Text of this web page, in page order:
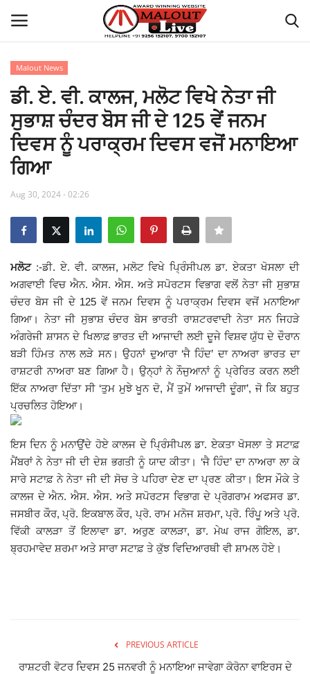
Home
About Us
How to Reach Malout
Privacy Policy
Malout News
History of Malout
Giddarbaha
Railway Time Table
Lambi
Sri Muktsar Sahib News
Punjab
Life & Style
Important
Malout News
ਡੀ. ਏ. ਵੀ. ਕਾਲਜ, ਮਲੋਟ ਵਿਖੇ ਨੇਤਾ ਜੀ
ਸੁਭਾਸ਼ ਚੰਦਰ ਬੋਸ ਜੀ ਦੇ 125 ਵੇਂ ਜਨਮ
ਦਿਵਸ ਨੂੰ ਪਰਾਕ੍ਰਮ ਦਿਵਸ ਵਜੋਂ ਮਨਾਇਆ
ਗਿਆ
Aug 30, 2024 - 02:26
ਮਲੋਟ:-ਡੀ. ਏ. ਵੀ. ਕਾਲਜ, ਮਲੋਟ ਵਿਖੇ ਪ੍ਰਿੰਸੀਪਲ ਡਾ. ਏਕਤਾ ਖੋਸਲਾ ਦੀ
ਅਗਵਾਈ ਵਿਚ ਐਨ. ਐਸ. ਐਸ. ਅਤੇ ਸਪੋਰਟਸ ਵਿਭਾਗ ਵਲੋਂ ਨੇਤਾ ਜੀ ਸੁਭਾਸ਼
ਚੰਦਰ ਬੋਸ ਜੀ ਦੇ 125 ਵੇਂ ਜਨਮ ਦਿਵਸ ਨੂੰ ਪਰਾਕ੍ਰਮ ਦਿਵਸ ਵਜੋਂ ਮਨਾਇਆ
ਗਿਆ। ਨੇਤਾ ਜੀ ਸੁਭਾਸ਼ ਚੰਦਰ ਬੋਸ ਭਾਰਤੀ ਰਾਸ਼ਟਰਵਾਦੀ ਨੇਤਾ ਸਨ ਜਿਹੜੇ
ਅੰਗਰੇਜੀ ਸ਼ਾਸਨ ਦੇ ਖਿਲਾਫ਼ ਭਾਰਤ ਦੀ ਆਜਾਦੀ ਲਈ ਦੂਜੇ ਵਿਸ਼ਵ ਯੁੱਧ ਦੇ ਦੌਰਾਨ
ਬੜੀ ਹਿੰਮਤ ਨਾਲ ਲੜੇ ਸਨ। ਉਹਨਾਂ ਦੁਆਰਾ ‘ਜੈ ਹਿੰਦ’ ਦਾ ਨਾਅਰਾ ਭਾਰਤ ਦਾ
ਰਾਸ਼ਟਰੀ ਨਾਅਰਾ ਬਣ ਗਿਆ ਹੈ। ਉਨ੍ਹਾਂ ਨੇ ਨੌਜੁਆਨਾਂ ਨੂੰ ਪ੍ਰੇਰਿਤ ਕਰਨ ਲਈ
ਇੱਕ ਨਾਅਰਾ ਦਿੱਤਾ ਸੀ ‘ਤੁਮ ਮੁਝੇ ਖੂਨ ਦੋ, ਮੈਂ ਤੁਮੇਂ ਆਜਾਦੀ ਦੂੰਗਾ’, ਜੋ ਕਿ ਬਹੁਤ
ਪ੍ਰਚਲਿਤ ਹੋਇਆ।
ਇਸ ਦਿਨ ਨੂੰ ਮਨਾਉਂਦੇ ਹੋਏ ਕਾਲਜ ਦੇ ਪ੍ਰਿੰਸੀਪਲ ਡਾ. ਏਕਤਾ ਖੋਸਲਾ ਤੇ ਸਟਾਫ਼
ਮੈਂਬਰਾਂ ਨੇ ਨੇਤਾ ਜੀ ਦੀ ਦੇਸ਼ ਭਗਤੀ ਨੂੰ ਯਾਦ ਕੀਤਾ। ‘ਜੈ ਹਿੰਦ’ ਦਾ ਨਾਅਰਾ ਲਾ ਕੇ
ਸਾਰੇ ਸਟਾਫ਼ ਨੇ ਨੇਤਾ ਜੀ ਦੀ ਸੋਚ ਤੇ ਪਹਿਰਾ ਦੇਣ ਦਾ ਪ੍ਰਣ ਕੀਤਾ। ਇਸ ਮੌਕੇ ਤੇ
ਕਾਲਜ ਦੇ ਐਨ. ਐਸ. ਐਸ. ਅਤੇ ਸਪੋਰਟਸ ਵਿਭਾਗ ਦੇ ਪ੍ਰੋਗਰਾਮ ਅਫਸਰ ਡਾ.
ਜਸਬੀਰ ਕੌਰ, ਪ੍ਰੋ. ਇਕਬਾਲ ਕੌਰ, ਪ੍ਰੋ. ਰਾਮ ਮਨੋਜ ਸ਼ਰਮਾ, ਪ੍ਰੋ. ਰਿੰਪੂ ਅਤੇ ਪ੍ਰੋ.
ਵਿੱਕੀ ਕਾਲੜਾ ਤੋਂ ਇਲਾਵਾ ਡਾ. ਅਰੁਣ ਕਾਲੜਾ, ਡਾ. ਮੇਘ ਰਾਜ ਗੋਇਲ, ਡਾ.
ਬ੍ਰਹਮਾਵੇਦ ਸ਼ਰਮਾ ਅਤੇ ਸਾਰਾ ਸਟਾਫ਼ ਤੇ ਕੁੱਝ ਵਿਦਿਆਰਥੀ ਵੀ ਸ਼ਾਮਲ ਹੋਏ।
PREVIOUS ARTICLE
ਰਾਸ਼ਟਰੀ ਵੋਟਰ ਦਿਵਸ 25 ਜਨਵਰੀ ਨੂੰ ਮਨਾਇਆ ਜਾਵੇਗਾ ਕੋਰੋਨਾ ਵਾਇਰਸ ਦੇ